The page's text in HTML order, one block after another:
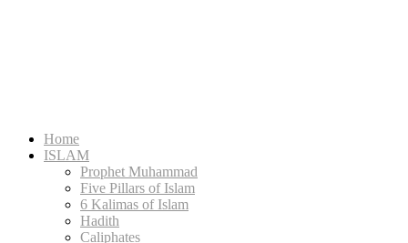
Home
ISLAM
Prophet Muhammad
Five Pillars of Islam
6 Kalimas of Islam
Hadith
Caliphates